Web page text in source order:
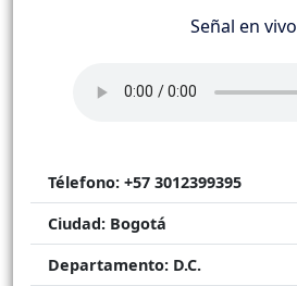
Señal en vivo
Télefono: +57 3012399395
Ciudad: Bogotá
Departamento: D.C.